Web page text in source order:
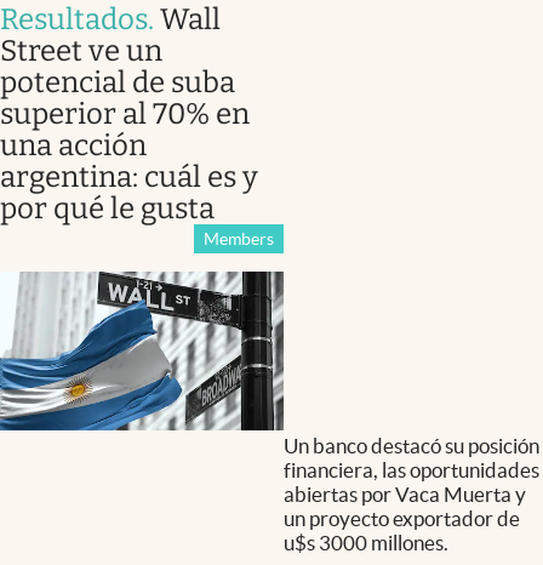
Resultados. Wall
Street ve un
potencial de suba
superior al 70% en
una acción
argentina: cuál es y
por qué le gusta
Members
Un banco destacó su posición
financiera, las oportunidades
abiertas por Vaca Muerta y
un proyecto exportador de
u$s 3000 millones.